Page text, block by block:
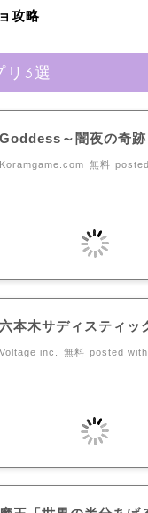
攻略
リ3選
Goddess～闇夜の奇跡
Koramgame.com 無料
六本木サディスティッ
Voltage inc. 無料 posted with